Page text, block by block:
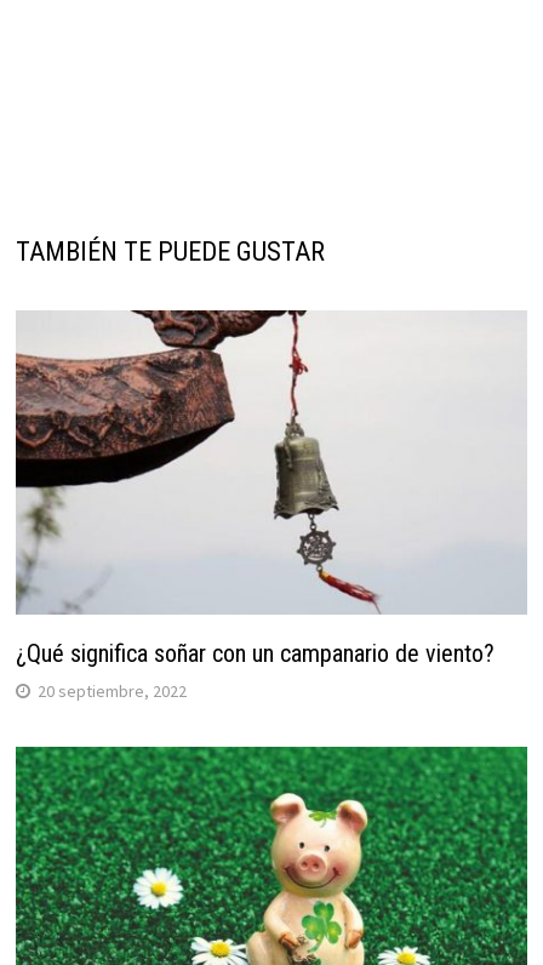
TAMBIÉN TE PUEDE GUSTAR
¿Qué significa soñar con un campanario de viento?
20 septiembre, 2022